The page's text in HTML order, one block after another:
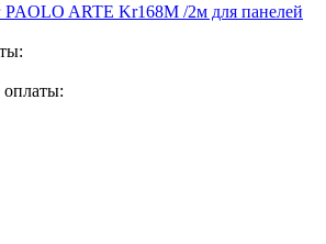
ARTE Kr168M /2м для панелей
оплаты: